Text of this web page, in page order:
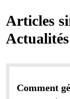
Articles
Comment